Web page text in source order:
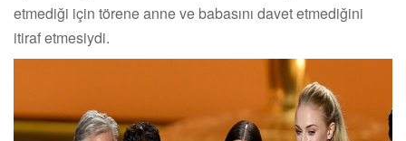
etmediği için törene anne ve babasını davet etmediğini
itiraf etmesiydi.